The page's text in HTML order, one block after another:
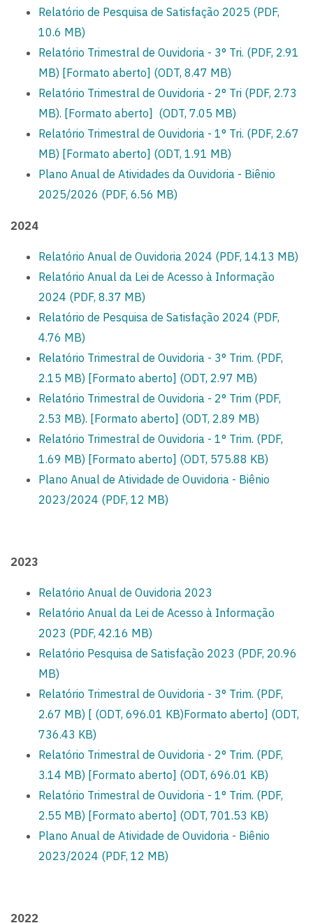
Relatório de Pesquisa de Satisfação 2025 (PDF,
10.6 MB)
Relatório Trimestral de Ouvidoria - 3° Tri. (PDF, 2.91
MB) [Formato aberto] (ODT, 8.47 MB)
Relatório Trimestral de Ouvidoria - 2° Tri (PDF, 2.73
MB). [Formato aberto] (ODT, 7.05 MB)
Relatório Trimestral de Ouvidoria - 1° Tri. (PDF, 2.67
MB) [Formato aberto] (ODT, 1.91 MB)
Plano Anual de Atividades da Ouvidoria - Biênio
2025/2026 (PDF, 6.56 MB)
2024
Relatório Anual de Ouvidoria 2024 (PDF, 14.13 MB)
Relatório Anual da Lei de Acesso à Informação
2024 (PDF, 8.37 MB)
Relatório de Pesquisa de Satisfação 2024 (PDF,
4.76 MB)
Relatório Trimestral de Ouvidoria - 3° Trim. (PDF,
2.15 MB) [Formato aberto] (ODT, 2.97 MB)
Relatório Trimestral de Ouvidoria - 2° Trim (PDF,
2.53 MB). [Formato aberto] (ODT, 2.89 MB)
Relatório Trimestral de Ouvidoria - 1° Trim. (PDF,
1.69 MB) [Formato aberto] (ODT, 575.88 KB)
Plano Anual de Atividade de Ouvidoria - Biênio
2023/2024 (PDF, 12 MB)
2023
Relatório Anual de Ouvidoria 2023
Relatório Anual da Lei de Acesso à Informação
2023 (PDF, 42.16 MB)
Relatório Pesquisa de Satisfação 2023 (PDF, 20.96
MB)
Relatório Trimestral de Ouvidoria - 3° Trim. (PDF,
2.67 MB) [ (ODT, 696.01 KB)Formato aberto] (ODT,
736.43 KB)
Relatório Trimestral de Ouvidoria - 2° Trim. (PDF,
3.14 MB) [Formato aberto] (ODT, 696.01 KB)
Relatório Trimestral de Ouvidoria - 1° Trim. (PDF,
2.55 MB) [Formato aberto] (ODT, 701.53 KB)
Plano Anual de Atividade de Ouvidoria - Biênio
2023/2024 (PDF, 12 MB)
2022